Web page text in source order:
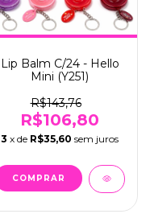
Lip Balm C/24 - Hello
Mini (Y251)
R$143,76
R$106,80
3 x de R$35,60 sem juros